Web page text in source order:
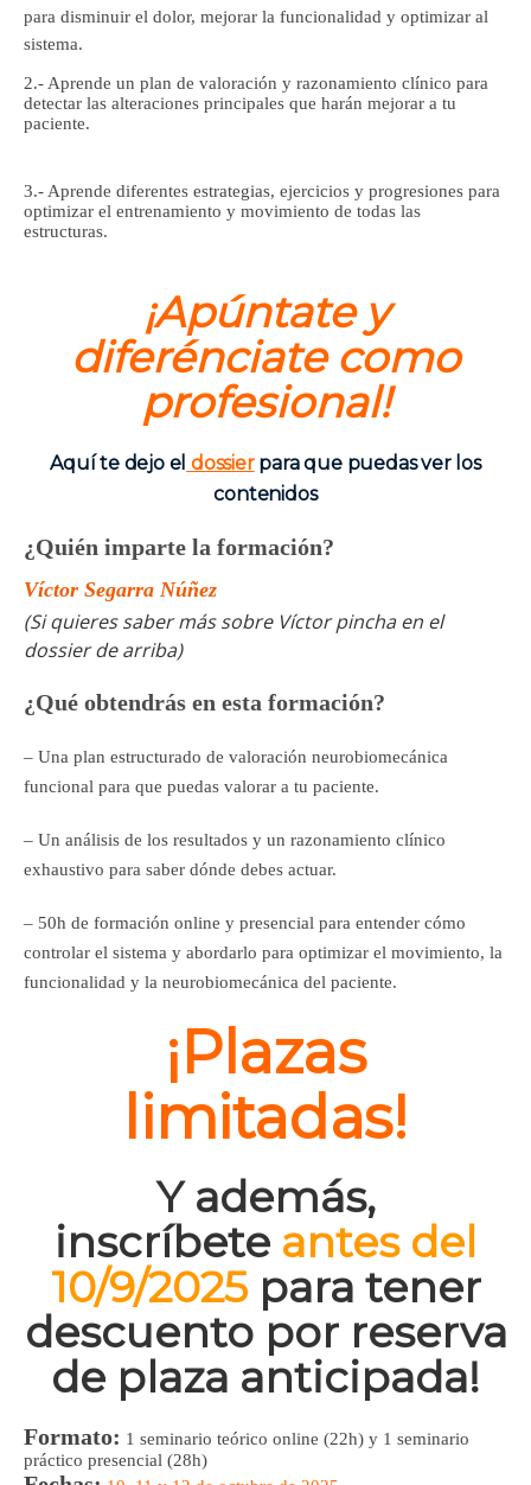
para disminuir el dolor, mejorar la funcionalidad y optimizar al
sistema.
2.- Aprende un plan de valoración y razonamiento clínico para
detectar las alteraciones principales que harán mejorar a tu
paciente.
3.- Aprende diferentes estrategias, ejercicios y progresiones para
optimizar el entrenamiento y movimiento de todas las
estructuras.
¡Apúntate y
diferénciate como
profesional!
Aquí te dejo el dossierpara que puedas ver los
contenidos
¿Quién imparte la formación?
Víctor Segarra Núñez
(Si quieres saber más sobre Víctor pincha en el
dossier de arriba)
¿Qué obtendrás en esta formación?
– Una plan estructurado de valoración neurobiomecánica
funcional para que puedas valorar a tu paciente.
– Un análisis de los resultados y un razonamiento clínico
exhaustivo para saber dónde debes actuar.
– 50h de formación online y presencial para entender cómo
controlar el sistema y abordarlo para optimizar el movimiento, la
funcionalidad y la neurobiomecánica del paciente.
¡Plazas
limitadas!
Y además,
inscríbete antes del
10/9/2025para tener
descuento por reserva
de plaza anticipada!
Formato: 1 seminario teórico online (22h) y 1 seminario
práctico presencial (28h)